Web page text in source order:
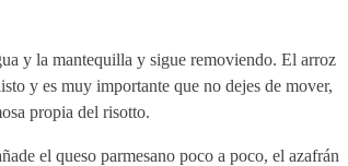
y la mantequilla y sigue removiendo. El arroz
y es muy importante que no dejes de mover,
propia del risotto.
el queso parmesano poco a poco, el azafrán